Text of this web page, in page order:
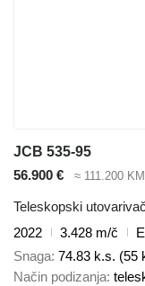
JCB 535-95
56.900 €
≈ 111.200 KM
Teleskopski utovarivač
2022
3.428 m/č
Snaga 74.83 k.s. (55
Način podizanja